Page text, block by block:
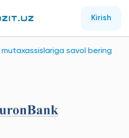
Kirish
mutaxassislariga savol bering